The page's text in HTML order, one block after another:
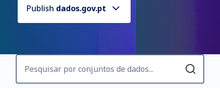
Publish dados.gov.pt